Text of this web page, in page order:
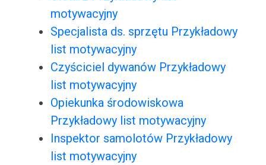
motywacyjny
Specjalista ds. sprzętu Przykładowy
list motywacyjny
Czyściciel dywanów Przykładowy
list motywacyjny
Opiekunka środowiskowa
Przykładowy list motywacyjny
Inspektor samolotów Przykładowy
list motywacyjny